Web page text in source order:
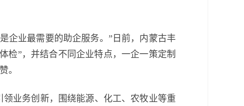
业最需要的助企服务。”日前，内蒙古丰
检”，并结合不同企业特点，一企一策定制
。
业务创新，围绕能源、化工、农牧业等重